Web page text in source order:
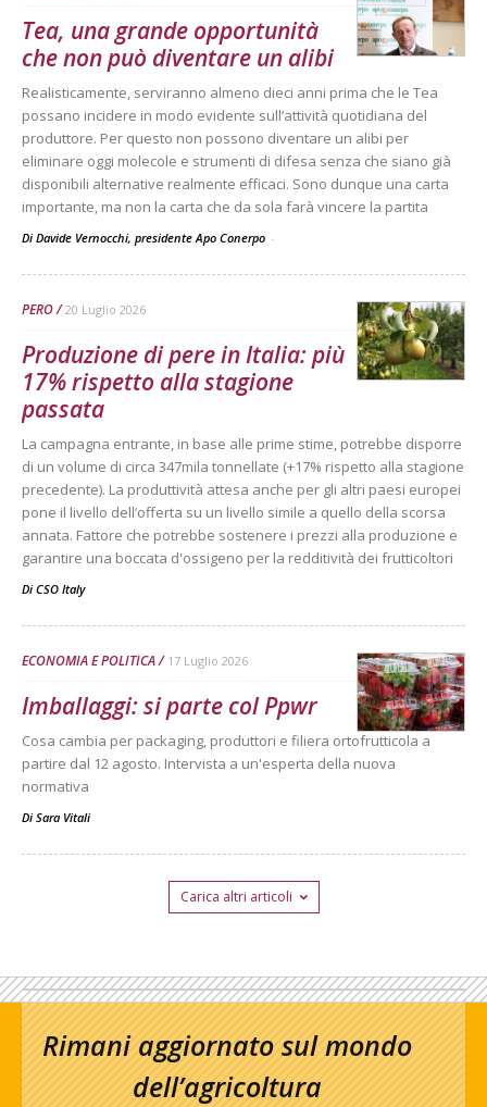
Tea, una grande opportunità
che non può diventare un alibi
Realisticamente, serviranno almeno dieci anni prima che le Tea
possano incidere in modo evidente sull’attività quotidiana del
produttore. Per questo non possono diventare un alibi per
eliminare oggi molecole e strumenti di difesa senza che siano già
disponibili alternative realmente efficaci. Sono dunque una carta
importante, ma non la carta che da sola farà vincere la partita
Di Davide Vernocchi, presidente Apo Conerpo -
PERO 20 Luglio 2026
Produzione di pere in Italia: più
17% rispetto alla stagione
passata
La campagna entrante, in base alle prime stime, potrebbe disporre
di un volume di circa 347mila tonnellate (+17% rispetto alla stagione
precedente). La produttività attesa anche per gli altri paesi europei
pone il livello dell’offerta su un livello simile a quello della scorsa
annata. Fattore che potrebbe sostenere i prezzi alla produzione e
garantire una boccata d'ossigeno per la redditività dei frutticoltori
Di CSO Italy
ECONOMIA E POLITICA 17 Luglio 2026
Imballaggi: si parte col Ppwr
Cosa cambia per packaging, produttori e filiera ortofrutticola a
partire dal 12 agosto. Intervista a un'esperta della nuova
normativa
Di Sara Vitali
Carica altri articoli
Rimani aggiornato sul mondo
dell’agricoltura